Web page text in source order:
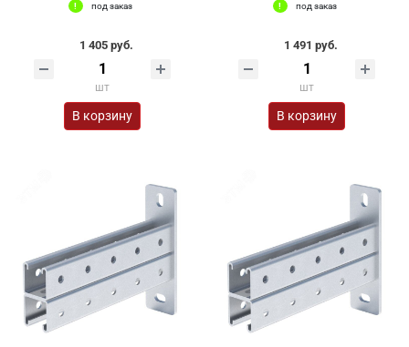
под заказ
1 405 руб.
шт
В корзину
под заказ
1 491 руб.
шт
В корзину